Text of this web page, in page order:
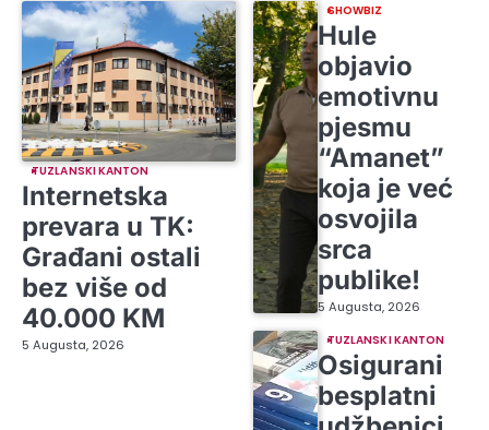
TUZLANSKI KANTON
Internetska
prevara u TK:
Građani ostali
bez više od
40.000 KM
5 Augusta, 2026
SHOWBIZ
Hule
objavio
emotivnu
pjesmu
“Amanet”
koja je već
osvojila
srca
publike!
5 Augusta, 2026
TUZLANSKI KANTON
Osigurani
besplatni